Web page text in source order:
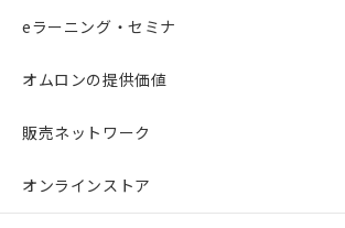
eラーニング・セミナ
オムロンの提供価値
販売ネットワーク
オンラインストア